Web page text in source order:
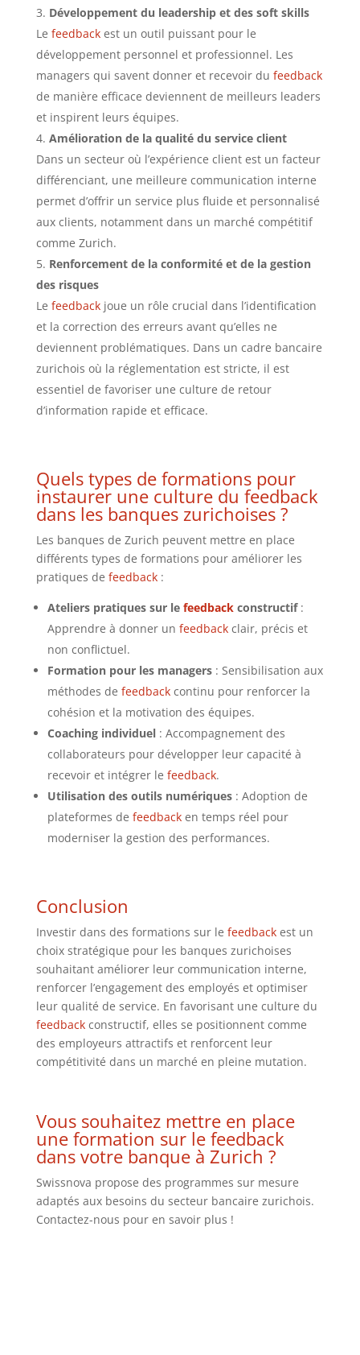
Développement du leadership et des soft skills
Le feedbackest un outil puissant pour le
développement personnel et professionnel. Les
managers qui savent donner et recevoir du feedback
de manière efficace deviennent de meilleurs leaders
et inspirent leurs équipes.
Amélioration de la qualité du service client
Dans un secteur où l’expérience client est un facteur
différenciant, une meilleure communication interne
permet d’offrir un service plus fluide et personnalisé
aux clients, notamment dans un marché compétitif
comme Zurich.
Renforcement de la conformité et de la gestion
des risques
Le feedbackjoue un rôle crucial dans l’identification
et la correction des erreurs avant qu’elles ne
deviennent problématiques. Dans un cadre bancaire
zurichois où la réglementation est stricte, il est
essentiel de favoriser une culture de retour
d’information rapide et efficace.
Quels types de formations pour
instaurer une culture du feedback
dans les banques zurichoises ?
Les banques de Zurich peuvent mettre en place
différents types de formations pour améliorer les
pratiques de feedback:
Ateliers pratiques sur le feedbackconstructif:
Apprendre à donner un feedbackclair, précis et
non conflictuel.
Formation pour les managers: Sensibilisation aux
méthodes de feedbackcontinu pour renforcer la
cohésion et la motivation des équipes.
Coaching individuel: Accompagnement des
collaborateurs pour développer leur capacité à
recevoir et intégrer le feedback.
Utilisation des outils numériques: Adoption de
plateformes de feedbacken temps réel pour
moderniser la gestion des performances.
Conclusion
Investir dans des formations sur le feedbackest un
choix stratégique pour les banques zurichoises
souhaitant améliorer leur communication interne,
renforcer l’engagement des employés et optimiser
leur qualité de service. En favorisant une culture du
feedbackconstructif, elles se positionnent comme
des employeurs attractifs et renforcent leur
compétitivité dans un marché en pleine mutation.
Vous souhaitez mettre en place
une formation sur le feedback
dans votre banque à Zurich ?
Swissnova propose des programmes sur mesure
adaptés aux besoins du secteur bancaire zurichois.
Contactez-nous pour en savoir plus !